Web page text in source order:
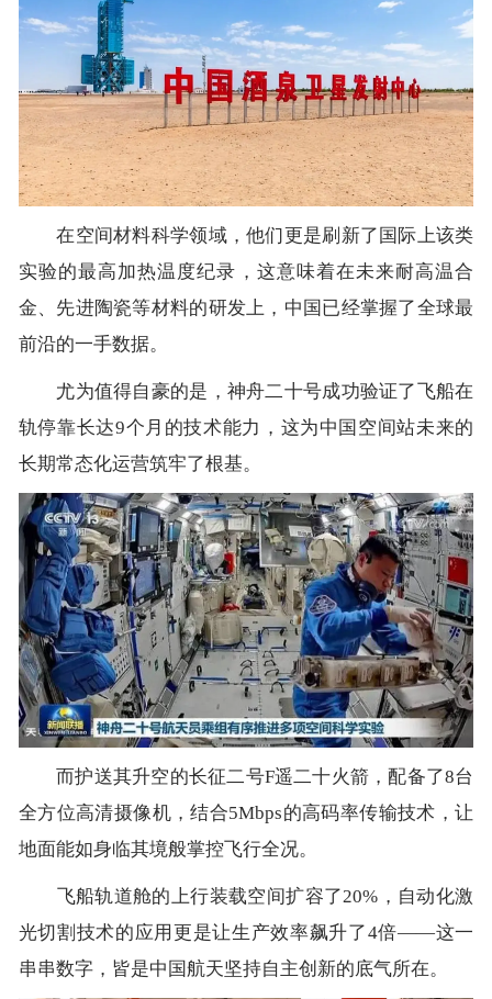
在空间材料科学领域，他们更是刷新了国际上该类
实验的最高加热温度纪录，这意味着在未来耐高温合
金、先进陶瓷等材料的研发上，中国已经掌握了全球最
前沿的一手数据。
尤为值得自豪的是，神舟二十号成功验证了飞船在
轨停靠长达9个月的技术能力，这为中国空间站未来的
长期常态化运营筑牢了根基。
而护送其升空的长征二号F遥二十火箭，配备了8台
全方位高清摄像机，结合5Mbps的高码率传输技术，让
地面能如身临其境般掌控飞行全况。
飞船轨道舱的上行装载空间扩容了20%，自动化激
光切割技术的应用更是让生产效率飙升了4倍——这一
串串数字，皆是中国航天坚持自主创新的底气所在。